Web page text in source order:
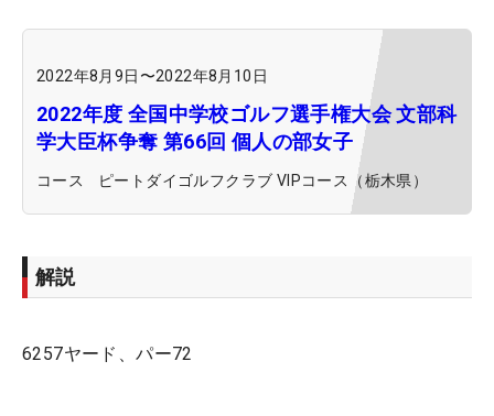
2022年8月9日 〜2022年8月10日
2022年度 全国中学校ゴルフ選手権大会 文部科
学大臣杯争奪 第66回 個人の部女子
コース ピートダイゴルフクラブ VIPコース（栃木県）
解説
6257ヤード、パー72